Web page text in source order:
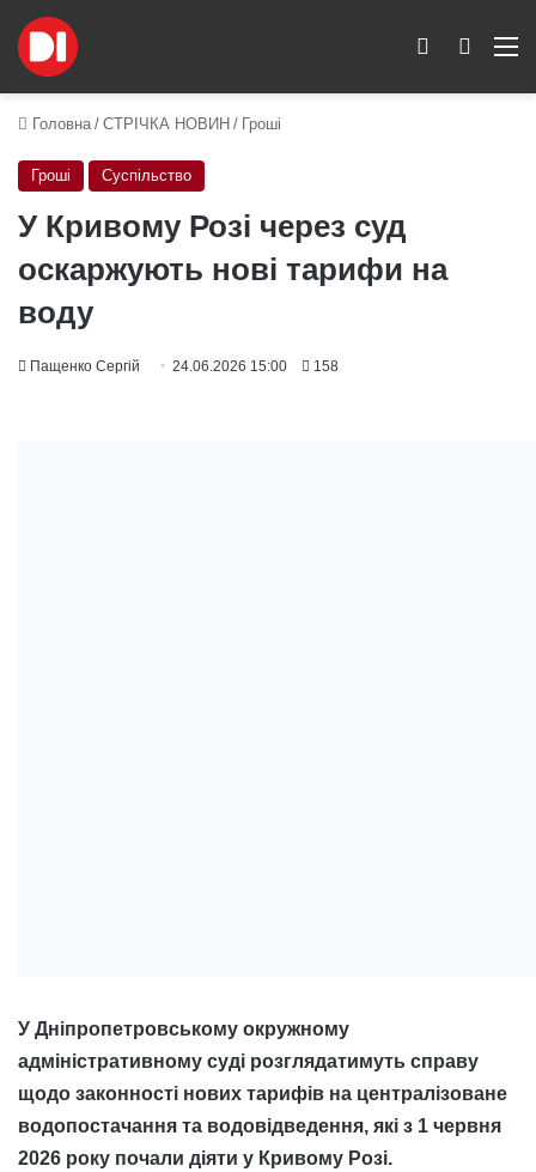
Пошук
Switch skin
Головна / СТРІЧКА НОВИН / Гроші
Гроші Суспільство
У Кривому Розі через суд
оскаржують нові тарифи на
воду
Пащенко Сергій 24.06.2026 15:00 158
У Дніпропетровському окружному
адміністративному суді розглядатимуть справу
щодо законності нових тарифів на централізоване
водопостачання та водовідведення, які з 1 червня
2026 року почали діяти у Кривому Розі.